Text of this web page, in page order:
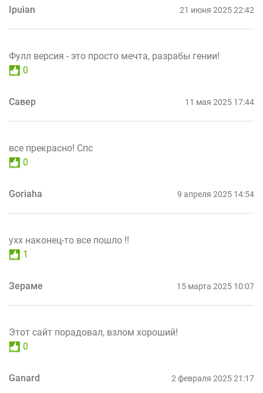
Ipuian 21 июня 2025 22:42
Фулл версия - это просто мечта, разрабы гении!
0
Савер 11 мая 2025 17:44
все прекрасно! Спс
0
Goriaha 9 апреля 2025 14:54
ухх наконец-то все пошло !!
1
Зераме 15 марта 2025 10:07
Этот сайт порадовал, взлом хороший!
0
Ganard 2 февраля 2025 21:17